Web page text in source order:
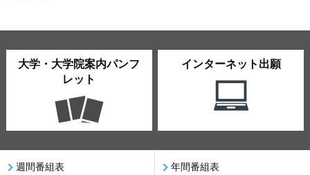
大学・大学院案内パンフ
レット
インターネット出願
週間番組表 年間番組表